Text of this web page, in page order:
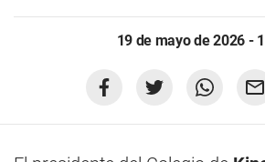
19 de mayo de 2026 -